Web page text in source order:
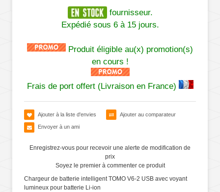
fournisseur.
Expédié sous 6 à 15 jours.
Produit éligible au(x) promotion(s)
en cours !
Frais de port offert (Livraison en France)
Ajouter à la liste d'envies Ajouter au comparateur
Envoyer à un ami
Enregistrez-vous pour recevoir une alerte de modification de
prix
Soyez le premier à commenter ce produit
Chargeur de batterie intelligent TOMO V6-2 USB avec voyant
lumineux pour batterie Li-ion